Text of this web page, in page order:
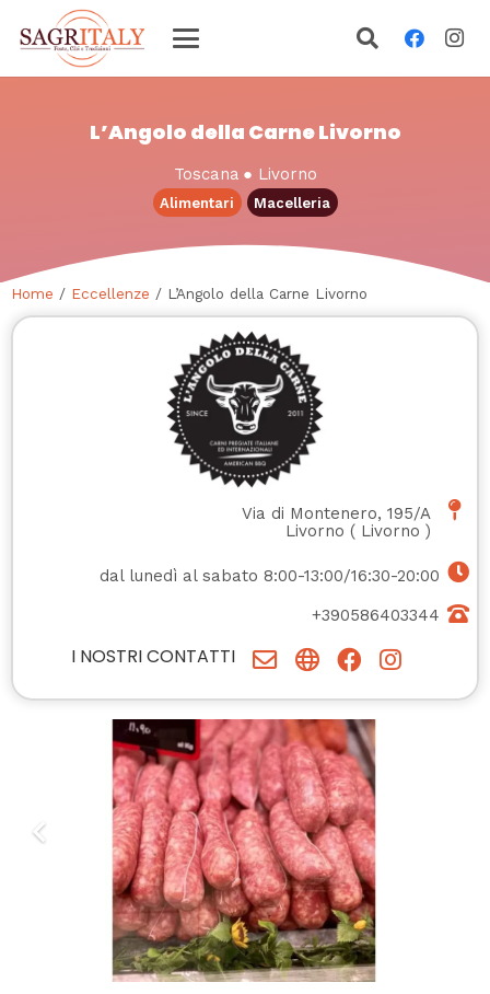
L’Angolo della Carne Livorno
Toscana ● Livorno
Alimentari Macelleria
Home / Eccellenze / L’Angolo della Carne Livorno
Via di Montenero, 195/A
Livorno ( Livorno )
dal lunedì al sabato 8:00-13:00/16:30-20:00
+390586403344
I NOSTRI CONTATTI